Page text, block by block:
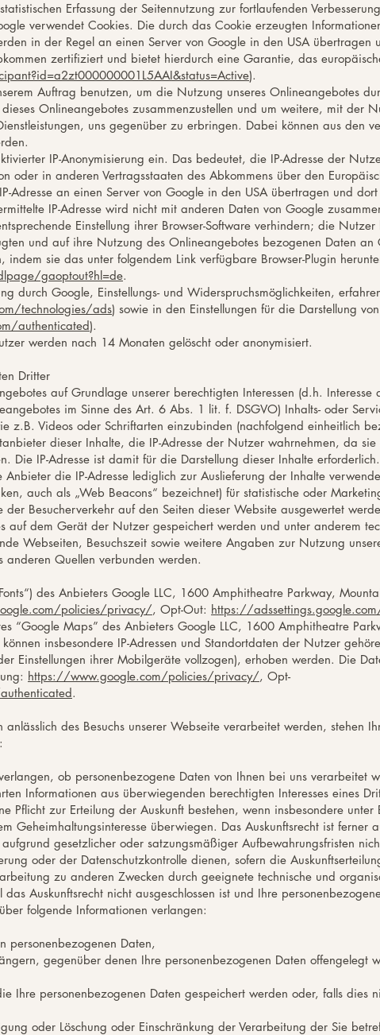
Erfassung der Seitennutzung zur fortlaufenden
verwendet Cookies. Die durch das Cookie erzeugten
in der Regel an einen Server von Google in den USA übertragen
zertifiziert und bietet hierdurch eine Garantie, das
).
Auftrag benutzen, um die Nutzung unseres Onlineangebotes
Onlineangebotes zusammenzustellen und um weitere, mit der
uns gegenüber zu erbringen. Dabei können aus den
IP-Anonymisierung ein. Das bedeutet, die IP-Adresse der
oder in anderen Vertragsstaaten des Abkommens über den
Adresse an einen Server von Google in den USA übertragen und
IP-Adresse wird nicht mit anderen Daten von Google
Einstellung ihrer Browser-Software verhindern; die
und auf ihre Nutzung des Onlineangebotes bezogenen Daten an
sie das unter folgendem Link verfügbare Browser-Plugin
gaoptout?hl=de.
durch Google, Einstellungs- und Widerspruchsmöglichkeiten,
technologies/ads) sowie in den Einstellungen für die Darstellung
authenticated).
werden nach 14 Monaten gelöscht oder anonymisiert.
Dritter
auf Grundlage unserer berechtigten Interessen (d.h.
im Sinne des Art. 6 Abs. 1 lit. f. DSGVO) Inhalts- oder
z.B. Videos oder Schriftarten einzubinden (nachfolgend einheitlich
dieser Inhalte, die IP-Adresse der Nutzer wahrnehmen, da
Die IP-Adresse ist damit für die Darstellung dieser Inhalte
die IP-Adresse lediglich zur Auslieferung der Inhalte
auch als „Web Beacons“ bezeichnet) für statistische oder
der Besucherverkehr auf den Seiten dieser Website ausgewertet
auf dem Gerät der Nutzer gespeichert werden und unter anderem
Webseiten, Besuchszeit sowie weitere Angaben zur Nutzung
anderen Quellen verbunden werden.
des Anbieters Google LLC, 1600 Amphitheatre Parkway,
policies/privacy/, Opt-Out: https://
“Google Maps” des Anbieters Google LLC, 1600 Amphitheatre
insbesondere IP-Adressen und Standortdaten der Nutzer
Einstellungen ihrer Mobilgeräte vollzogen), erhoben werden. Die
https://www.google.com/policies/privacy/, Opt-
.
des Besuchs unserer Webseite verarbeitet werden, stehen
ob personenbezogene Daten von Ihnen bei uns verarbeitet
Informationen aus überwiegenden berechtigten Interesses eines
Pflicht zur Erteilung der Auskunft bestehen, wenn insbesondere unter
Geheimhaltungsinteresse überwiegen. Das Auskunftsrecht ist ferner
gesetzlicher oder satzungsmäßiger Aufbewahrungsfristen
oder der Datenschutzkontrolle dienen, sofern die
zu anderen Zwecken durch geeignete technische und
das Auskunftsrecht nicht ausgeschlossen ist und Ihre
folgende Informationen verlangen:
personenbezogenen Daten,
gegenüber denen Ihre personenbezogenen Daten offengelegt
Ihre personenbezogenen Daten gespeichert werden oder, falls dies
oder Löschung oder Einschränkung der Verarbeitung der Sie